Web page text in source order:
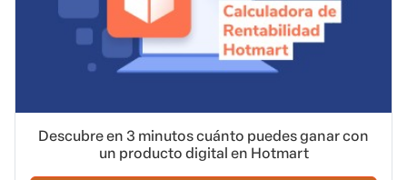
Descubre en 3 minutos cuánto puedes ganar con
un producto digital en Hotmart